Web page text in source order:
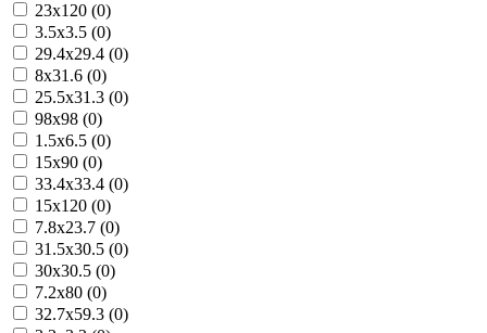
23x120 (0)
3.5x3.5 (0)
29.4x29.4 (0)
8x31.6 (0)
25.5x31.3 (0)
98x98 (0)
1.5x6.5 (0)
15x90 (0)
33.4x33.4 (0)
15x120 (0)
7.8x23.7 (0)
31.5x30.5 (0)
30x30.5 (0)
7.2x80 (0)
32.7x59.3 (0)